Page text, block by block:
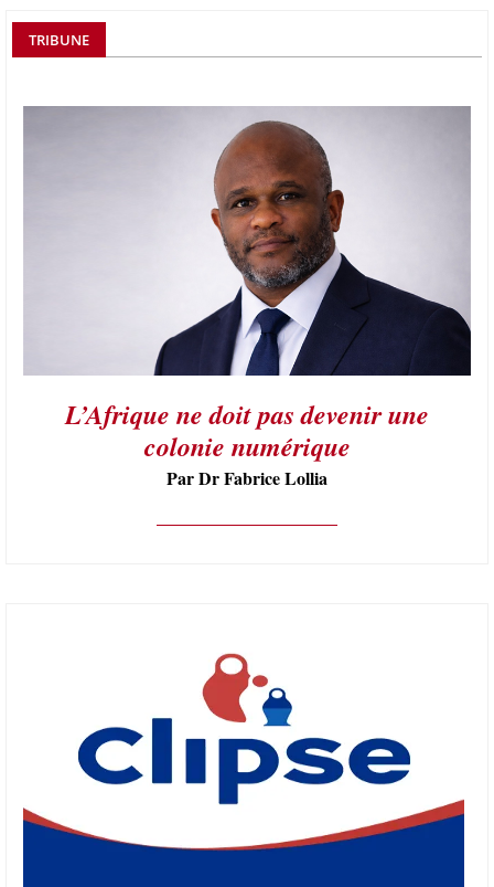
TRIBUNE
L’Afrique ne doit pas devenir une
colonie numérique
Par Dr Fabrice Lollia